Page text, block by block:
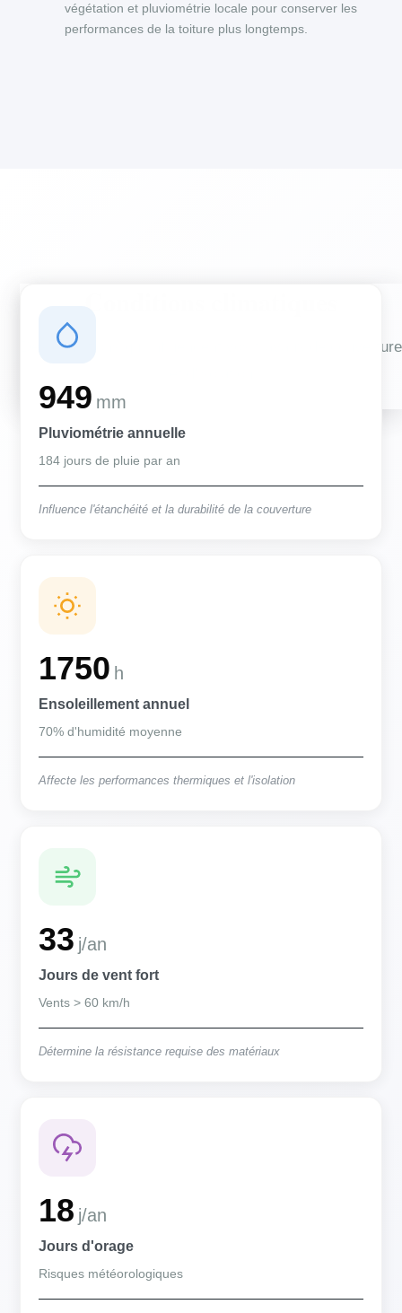
végétation et pluviométrie locale pour conserver les
performances de la toiture plus longtemps.
Des conditions qui influencent vos travaux de couverture
949 mm
Pluviométrie annuelle
184 jours de pluie par an
Influence l'étanchéité et la durabilité de la couverture
1750 h
Ensoleillement annuel
70% d'humidité moyenne
Affecte les performances thermiques et l'isolation
33 j/an
Jours de vent fort
Vents > 60 km/h
Détermine la résistance requise des matériaux
18 j/an
Jours d'orage
Risques météorologiques